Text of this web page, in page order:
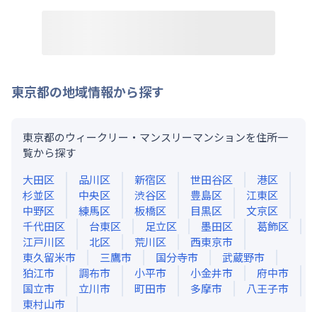
東京都の地域情報から探す
東京都のウィークリー・マンスリーマンションを住所一
覧から探す
大田区
品川区 新宿区 世田谷区
港区
杉並区
中央区 渋谷区 豊島区
江東区
中野区
練馬区 板橋区 目黒区
文京区
千代田区
台東区 足立区 墨田区
葛飾区
江戸川区
北区 荒川区
西東京市
東久留米市
三鷹市 国分寺市
武蔵野市
狛江市
調布市 小平市 小金井市
府中市
国立市
立川市 町田市 多摩市
八王子市
東村山市